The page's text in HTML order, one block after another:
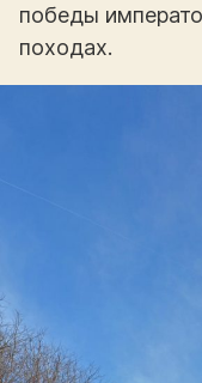
победы
походах.